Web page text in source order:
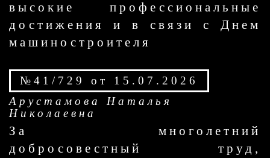
высокие профессиональные
достижения и в связи с Днем
машиностроителя
№41/729 от 15.07.2026
Арустамова Наталья
Николаевна
За многолетний
добросовестный труд,